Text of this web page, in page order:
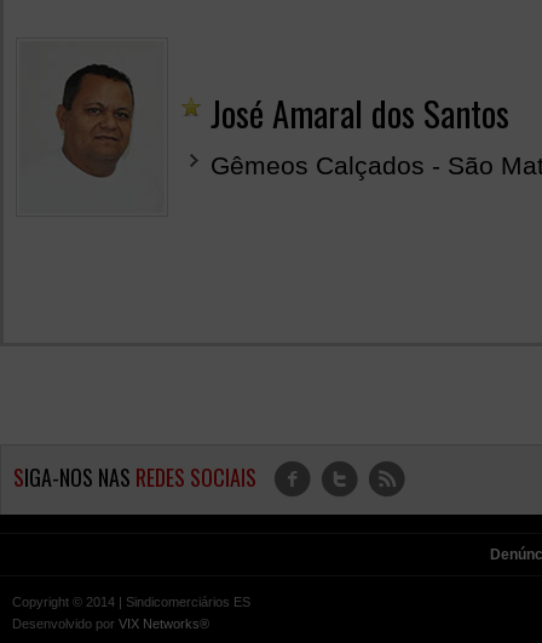
José Amaral dos Santos
Gêmeos Calçados - São
SIGA-NOS NAS REDES SOCIAIS f t r
Copyright © 2014 | Sindicomerciários ES
Desenvolvido por VIX Networks®